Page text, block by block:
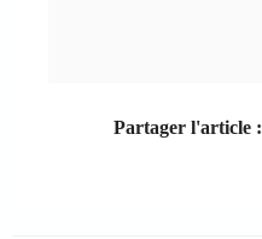
Partager l'article :